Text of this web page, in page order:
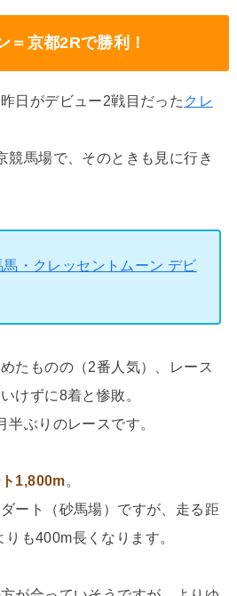
＝京都2Rで勝利！
日がデビュー2戦目だった クレ
競馬場で、そのときも見に行き
・クレッセントムーン デビ
たものの（2番人気）、レース
けずに8着と惨敗。
ぶりのレースです。
1,800m。
ート（砂馬場）ですが、走る距
も400m長くなります。